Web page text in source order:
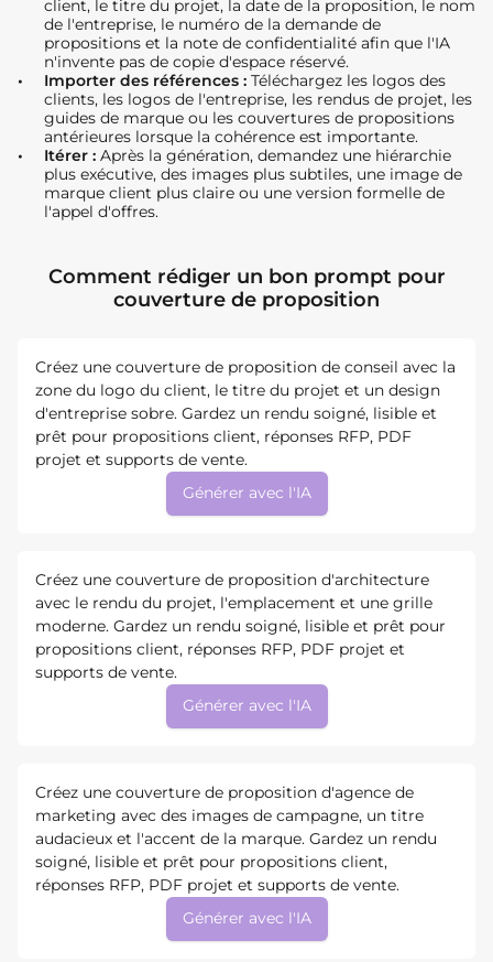
client, le titre du projet, la date de la proposition, le nom
de l'entreprise, le numéro de la demande de
propositions et la note de confidentialité afin que l'IA
n'invente pas de copie d'espace réservé.
Importer des références : Téléchargez les logos des
clients, les logos de l'entreprise, les rendus de projet, les
guides de marque ou les couvertures de propositions
antérieures lorsque la cohérence est importante.
Itérer : Après la génération, demandez une hiérarchie
plus exécutive, des images plus subtiles, une image de
marque client plus claire ou une version formelle de
l'appel d'offres.
Comment rédiger un bon prompt pour
couverture de proposition
Créez une couverture de proposition de conseil avec la
zone du logo du client, le titre du projet et un design
d'entreprise sobre. Gardez un rendu soigné, lisible et
prêt pour propositions client, réponses RFP, PDF
projet et supports de vente.
Générer avec l'IA
Créez une couverture de proposition d'architecture
avec le rendu du projet, l'emplacement et une grille
moderne. Gardez un rendu soigné, lisible et prêt pour
propositions client, réponses RFP, PDF projet et
supports de vente.
Générer avec l'IA
Créez une couverture de proposition d'agence de
marketing avec des images de campagne, un titre
audacieux et l'accent de la marque. Gardez un rendu
soigné, lisible et prêt pour propositions client,
réponses RFP, PDF projet et supports de vente.
Générer avec l'IA